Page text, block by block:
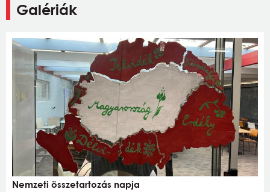
Galériák
Nemzeti összetartozás napja